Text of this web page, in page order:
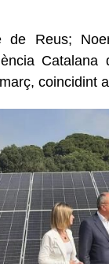
de Reus;
Catalana
coincidint